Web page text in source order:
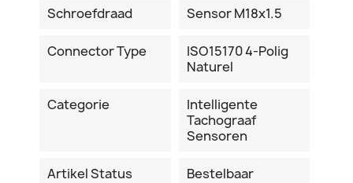
Schroefdraad Sensor M18x1.5
Connector Type
ISO15170 4-Polig
Naturel
Categorie
Intelligente
Tachograaf
Sensoren
Artikel Status Bestelbaar